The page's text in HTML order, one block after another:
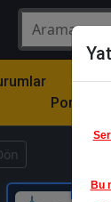
Portföy
Bu